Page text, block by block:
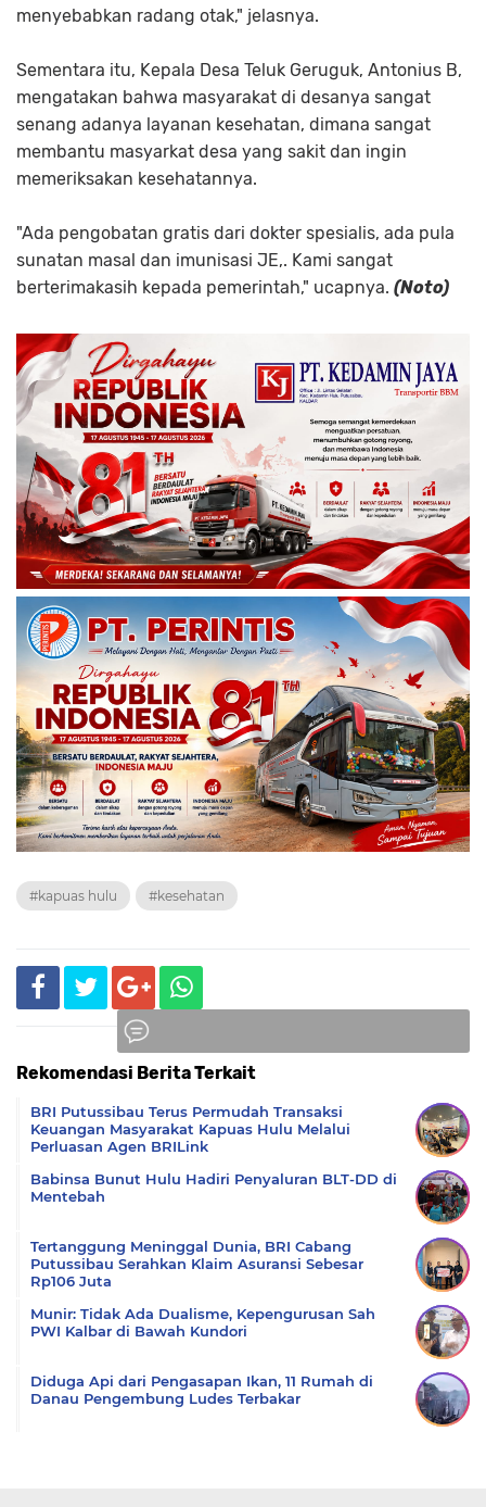
menyebabkan radang otak," jelasnya.
Sementara itu, Kepala Desa Teluk Geruguk, Antonius B,
mengatakan bahwa masyarakat di desanya sangat
senang adanya layanan kesehatan, dimana sangat
membantu masyarkat desa yang sakit dan ingin
memeriksakan kesehatannya.
"Ada pengobatan gratis dari dokter spesialis, ada pula
sunatan masal dan imunisasi JE,. Kami sangat
berterimakasih kepada pemerintah," ucapnya. (Noto)
#kapuas hulu #kesehatan
Rekomendasi Berita Terkait
BRI Putussibau Terus Permudah Transaksi
Keuangan Masyarakat Kapuas Hulu Melalui
Perluasan Agen BRILink
Babinsa Bunut Hulu Hadiri Penyaluran BLT-DD di
Mentebah
Tertanggung Meninggal Dunia, BRI Cabang
Putussibau Serahkan Klaim Asuransi Sebesar
Rp106 Juta
Munir: Tidak Ada Dualisme, Kepengurusan Sah
PWI Kalbar di Bawah Kundori
Diduga Api dari Pengasapan Ikan, 11 Rumah di
Danau Pengembung Ludes Terbakar